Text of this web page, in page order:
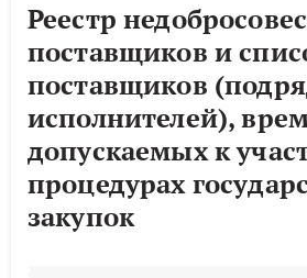
Реестр
поставщиков и
поставщиков
исполнителей),
допускаемых к
процедурах
закупок